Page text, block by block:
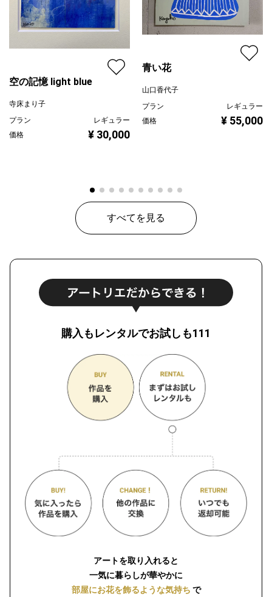
空の記憶 light blue
寺床まり子
プラン
レギュラー
価格
¥ 30,000
青い花
山口香代子
プラン
レギュラー
価格
¥ 55,000
すべてを見る
購入もレンタルでお試しも111
アートを取り入れると
一気に暮らしが華やかに
部屋にお花を飾るような気持ち で